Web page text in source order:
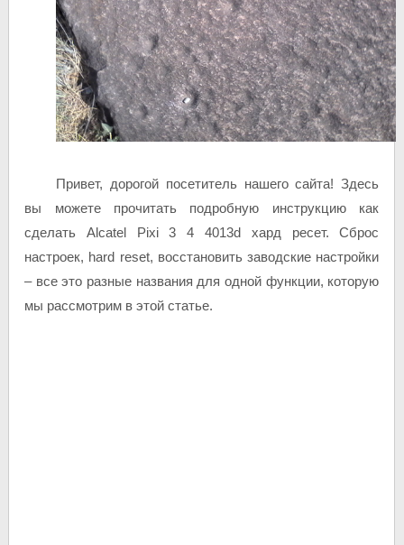
Привет, дорогой посетитель нашего сайта! Здесь
вы можете прочитать подробную инструкцию как
сделать Alcatel Pixi 3 4 4013d хард ресет. Сброс
настроек, hard reset, восстановить заводские настройки
– все это разные названия для одной функции, которую
мы рассмотрим в этой статье.